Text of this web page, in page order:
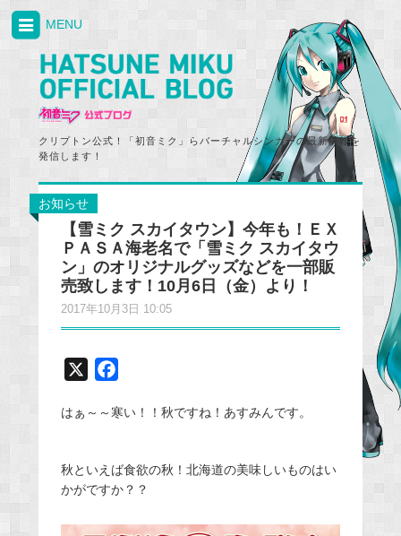
クリプトン公式！「初音ミク」らバーチャルシンガーの最新情報を
発信します！
MENU
お知らせ
【雪ミク スカイタウン】今年も！ＥＸ
ＰＡＳＡ海老名で「雪ミク スカイタウ
ン」のオリジナルグッズなどを一部販
売致します！10月6日（金）より！
2017年10月3日 10:05
c
b
o
k
はぁ～～寒い！！秋ですね！あすみんです。
秋といえば食欲の秋！北海道の美味しいものはい
かがですか？？